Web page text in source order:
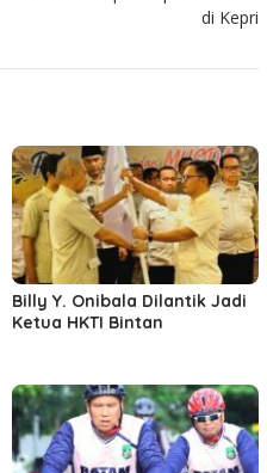
di Kepri
Billy Y. Onibala Dilantik Jadi
Ketua HKTI Bintan